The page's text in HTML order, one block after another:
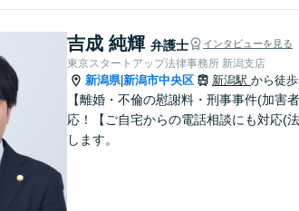
吉成 純輝 弁護士 インタビューを見る
東京スタートアップ法律事務所 新潟支店
新潟県|新潟市中央区 新潟駅 から徒
【離婚・不倫の慰謝料・刑事事件(加
応！【ご自宅からの電話相談にも対応(
します。